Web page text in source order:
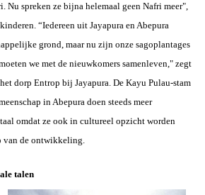
Nu spreken ze bijna helemaal geen Nafri meer",
“Iedereen uit Jayapura en Abepura
grond, maar nu zijn onze sagoplantages
we met de nieuwkomers samenleven," zegt
dorp Entrop bij Jayapura. De Kayu Pulau-stam
in Abepura doen steeds meer
omdat ze ook in cultureel opzicht worden
van de ontwikkeling.
talen